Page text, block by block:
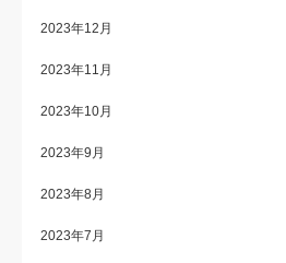
2023年12月
2023年11月
2023年10月
2023年9月
2023年8月
2023年7月